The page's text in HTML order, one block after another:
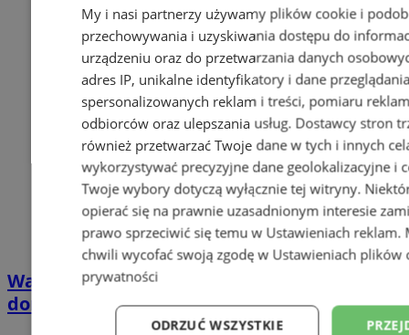
Wakacyjny wypoczynek nad Bałtykiem w
domkach Szmaragdowe Morze
My i nasi partnerzy używamy plików cookie i
przechowywania i uzyskiwania dostępu do
urządzeniu oraz do przetwarzania danych
adres IP, unikalne identyfikatory i dane
spersonalizowanych reklam i treści, pomiaru
odbiorców oraz ulepszania usług. Dostawcy stron
również przetwarzać Twoje dane w tych i innych
wykorzystywać precyzyjne dane geolokalizacyjne i
Twoje wybory dotyczą wyłącznie tej witryny.
opierać się na prawnie uzasadnionym interesie
prawo sprzeciwić się temu w Ustawieniach reklam.
chwili wycofać swoją zgodę w Ustawieniach plików
prywatności
ODRZUĆ WSZYSTKIE